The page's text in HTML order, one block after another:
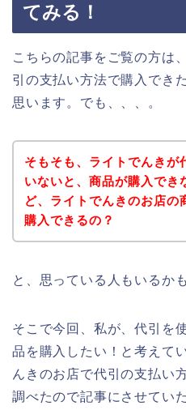
てみる！
こちらの記事をご覧の方は
引の支払い方法で購入でき
思います。でも、、、。
そもそも、ライトでんきが
いないと、商品が購入でき
ど、ライトでんきのお店の
購入できるの？
と、思っている人もいるか
そこで今回、私が、代引を
品を購入したい！と考えて
んきのお店で代引の支払い
調べたので記事にさせてい